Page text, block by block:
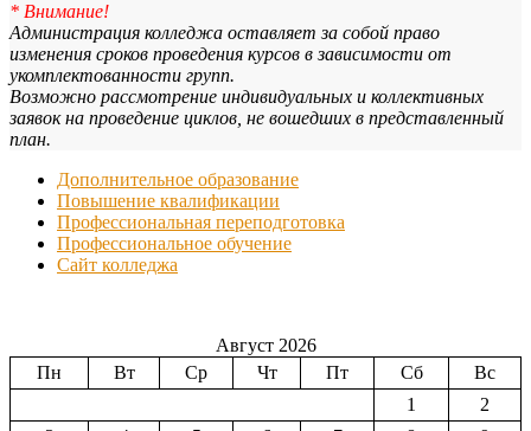
* Внимание!
Администрация колледжа оставляет за собой право
изменения сроков проведения курсов в зависимости от
укомплектованности групп.
Возможно рассмотрение индивидуальных и коллективных
заявок на проведение циклов, не вошедших в представленный
план.
Дополнительное образование
Повышение квалификации
Профессиональная переподготовка
Профессиональное обучение
Сайт колледжа
Август 2026
Пн
Вт Ср Чт Пт Сб
Вс
1
2